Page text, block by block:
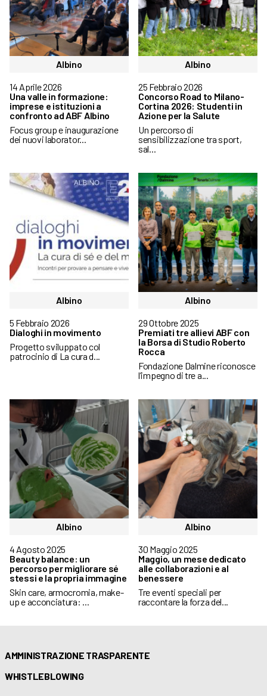
Albino
14 Aprile 2026
Una valle in formazione:
imprese e istituzioni a
confronto ad ABF Albino
Focus group e inaugurazione
dei nuovi laborator...
Albino
25 Febbraio 2026
Concorso Road to Milano-
Cortina 2026: Studenti in
Azione per la Salute
Un percorso di
sensibilizzazione tra sport,
sal...
Albino
5 Febbraio 2026
Dialoghi in movimento
Progetto sviluppato col
patrocinio di La cura d...
Albino
29 Ottobre 2025
Premiati tre allievi ABF con
la Borsa di Studio Roberto
Rocca
Fondazione Dalmine riconosce
l’impegno di tre a...
Albino
4 Agosto 2025
Beauty balance: un
percorso per migliorare sé
stessi e la propria immagine
Skin care, armocromia, make-
up e acconciatura: ...
Albino
30 Maggio 2025
Maggio, un mese dedicato
alle collaborazioni e al
benessere
Tre eventi speciali per
raccontare la forza del...
AMMINISTRAZIONE TRASPARENTE
WHISTLEBLOWING